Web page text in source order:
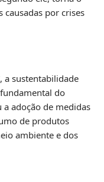
causadas por crises
a sustentabilidade
do
adoção de medidas
de produtos
ambiente e dos